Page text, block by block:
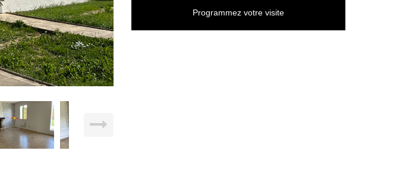
Programmez votre visite